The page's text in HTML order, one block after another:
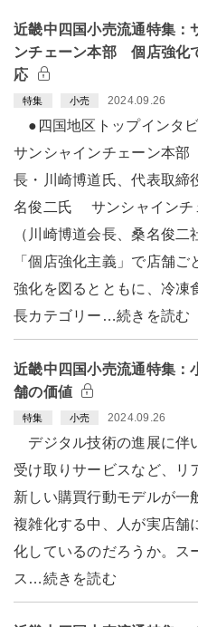
近畿中四国小売流通特集：
ンチェーン本部 個店強化
応
特集 小売 2024.09.26
●四国地区トップイン
サンシャインチェーン本
長・川崎博道氏、代表取締
名俊二氏 サンシャインチ
（川崎博道会長、桑名俊二
「個店強化主義」で店舗ご
強化を図るとともに、冷凍
長カテゴリー…続きを読む
近畿中四国小売流通特集
舗の価値
特集 小売 2024.09.26
デジタル技術の進展に伴
受け取りサービスなど、リ
新しい購買行動モデルが一
複雑化する中、人が実店舗
化しているのだろうか。ス
ス…続きを読む